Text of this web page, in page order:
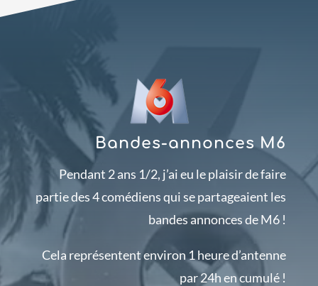
Bandes-annonces M6
Pendant 2 ans 1/2, j’ai eu le plaisir de faire
partie des 4 comédiens qui se partageaient les
bandes annonces de M6 !
Cela représentent environ 1 heure d’antenne
par 24h en cumulé !